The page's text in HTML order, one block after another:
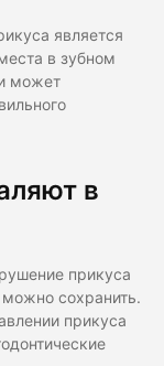
является
в зубном
может
в
прикуса
сохранить.
прикуса